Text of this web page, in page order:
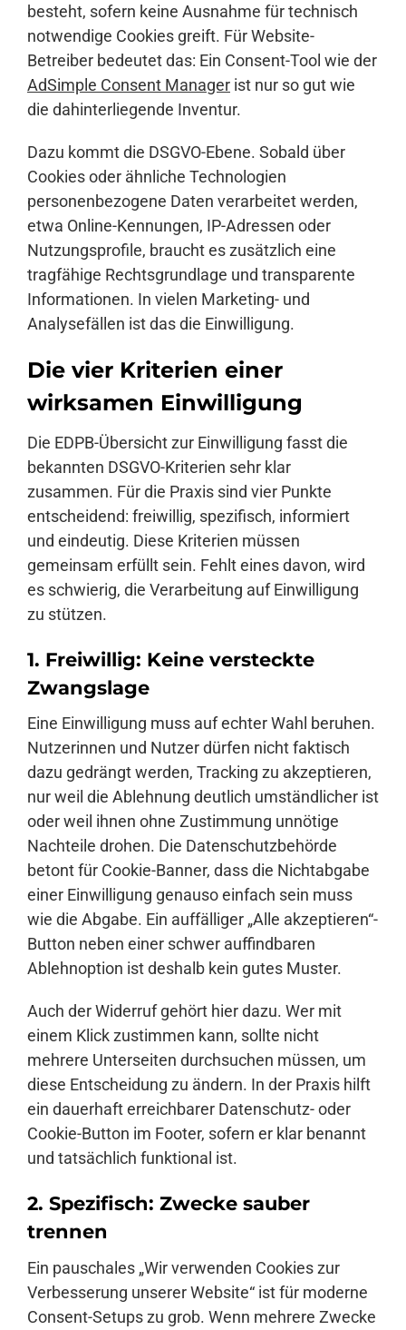
besteht, sofern keine Ausnahme für technisch
notwendige Cookies greift. Für Website-
Betreiber bedeutet das: Ein Consent-Tool wie der
AdSimple Consent Manager ist nur so gut wie
die dahinterliegende Inventur.
Dazu kommt die DSGVO-Ebene. Sobald über
Cookies oder ähnliche Technologien
personenbezogene Daten verarbeitet werden,
etwa Online-Kennungen, IP-Adressen oder
Nutzungsprofile, braucht es zusätzlich eine
tragfähige Rechtsgrundlage und transparente
Informationen. In vielen Marketing- und
Analysefällen ist das die Einwilligung.
Die vier Kriterien einer
wirksamen Einwilligung
Die EDPB-Übersicht zur Einwilligung fasst die
bekannten DSGVO-Kriterien sehr klar
zusammen. Für die Praxis sind vier Punkte
entscheidend: freiwillig, spezifisch, informiert
und eindeutig. Diese Kriterien müssen
gemeinsam erfüllt sein. Fehlt eines davon, wird
es schwierig, die Verarbeitung auf Einwilligung
zu stützen.
1. Freiwillig: Keine versteckte
Zwangslage
Eine Einwilligung muss auf echter Wahl beruhen.
Nutzerinnen und Nutzer dürfen nicht faktisch
dazu gedrängt werden, Tracking zu akzeptieren,
nur weil die Ablehnung deutlich umständlicher ist
oder weil ihnen ohne Zustimmung unnötige
Nachteile drohen. Die Datenschutzbehörde
betont für Cookie-Banner, dass die Nichtabgabe
einer Einwilligung genauso einfach sein muss
wie die Abgabe. Ein auffälliger „Alle akzeptieren“-
Button neben einer schwer auffindbaren
Ablehnoption ist deshalb kein gutes Muster.
Auch der Widerruf gehört hier dazu. Wer mit
einem Klick zustimmen kann, sollte nicht
mehrere Unterseiten durchsuchen müssen, um
diese Entscheidung zu ändern. In der Praxis hilft
ein dauerhaft erreichbarer Datenschutz- oder
Cookie-Button im Footer, sofern er klar benannt
und tatsächlich funktional ist.
2. Spezifisch: Zwecke sauber
trennen
Ein pauschales „Wir verwenden Cookies zur
Verbesserung unserer Website“ ist für moderne
Consent-Setups zu grob. Wenn mehrere Zwecke